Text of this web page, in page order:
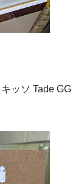
ッソ Tade GG